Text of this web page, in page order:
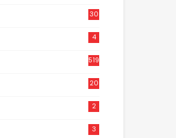
30
4
519
20
2
3